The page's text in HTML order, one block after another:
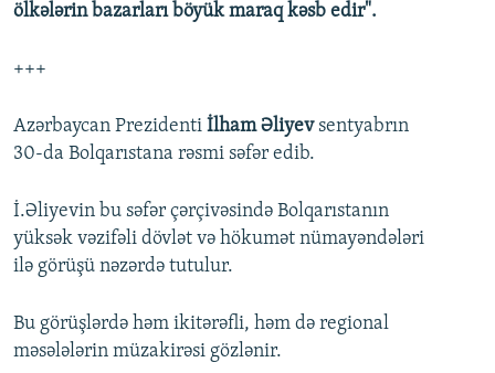
ölkələrin bazarları böyük maraq kəsb edir".
+++
Azərbaycan Prezidenti İlham Əliyevsentyabrın
30-da Bolqarıstana rəsmi səfər edib.
İ.Əliyevin bu səfər çərçivəsində Bolqarıstanın
yüksək vəzifəli dövlət və hökumət nümayəndələri
ilə görüşü nəzərdə tutulur.
Bu görüşlərdə həm ikitərəfli, həm də regional
məsələlərin müzakirəsi gözlənir.